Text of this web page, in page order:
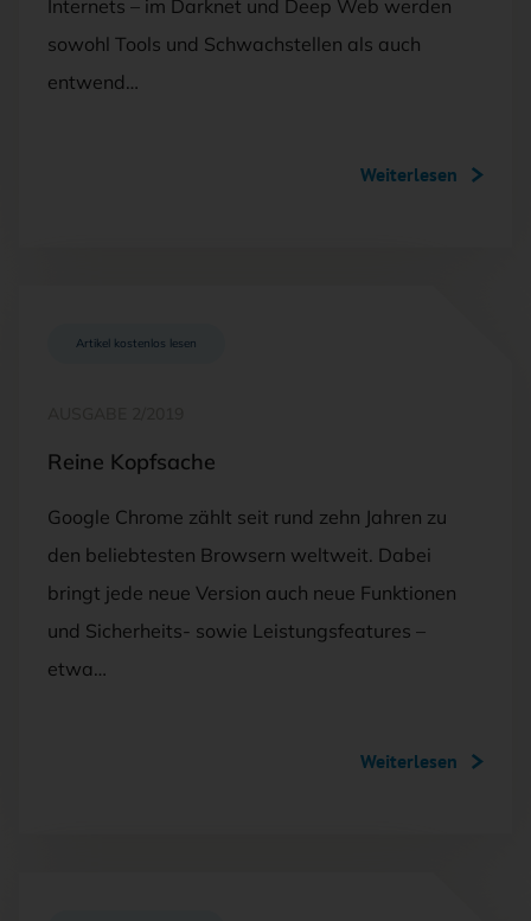
Internets – im Darknet und Deep Web werden
sowohl Tools und Schwachstellen als auch
entwend…
Weiterlesen
Artikel kostenlos lesen
Reine Kopfsache
Google Chrome zählt seit rund zehn Jahren zu
den beliebtesten Browsern weltweit. Dabei
bringt jede neue Version auch neue Funktionen
und Sicherheits- sowie Leistungsfeatures –
etwa…
Weiterlesen